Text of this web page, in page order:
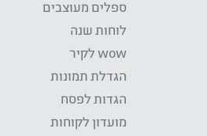
ספלים מעוצבים
לוחות שנה
wow לקיר
הגדלת תמונות
הגדות לפסח
מועדון לקוחות